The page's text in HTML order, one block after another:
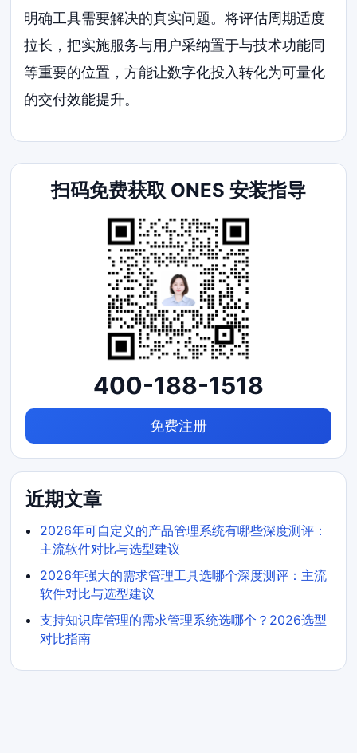
明确工具需要解决的真实问题。将评估周期适度
拉长，把实施服务与用户采纳置于与技术功能同
等重要的位置，方能让数字化投入转化为可量化
的交付效能提升。
扫码免费获取 ONES 安装指导
400-188-1518
免费注册
近期文章
2026年可自定义的产品管理系统有哪些深度测评：
主流软件对比与选型建议
2026年强大的需求管理工具选哪个深度测评：主流
软件对比与选型建议
支持知识库管理的需求管理系统选哪个？2026选型
对比指南